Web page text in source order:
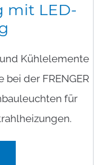
mit LED-
Kühlelemente
bei der FRENGER
für